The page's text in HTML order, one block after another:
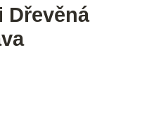
Dřevěná